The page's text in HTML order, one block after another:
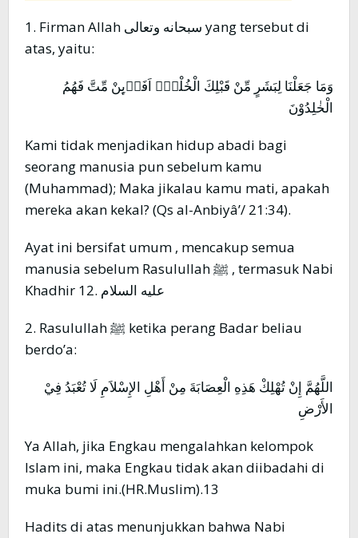
1. Firman Allah سبحانه وتعالى yang tersebut di
atas, yaitu:
وَمَا جَعَلْنَا لِبَشَرٍ مِّنْ قَبْلِكَ الْخُلْدَۗ اَفَا۟ىِٕنْ مِّتَّ فَهُمُ
الْخٰلِدُوْنَ
Kami tidak menjadikan hidup abadi bagi
seorang manusia pun sebelum kamu
(Muhammad); Maka jikalau kamu mati, apakah
mereka akan kekal? (Qs al-Anbiyâ’/ 21:34).
Ayat ini bersifat umum , mencakup semua
manusia sebelum Rasulullah ﷺ , termasuk Nabi
Khadhir عليه السلام .12
2. Rasulullah ﷺ ketika perang Badar beliau
berdo’a:
اللَّهُمَّ إِنْ تُهْلِكْ هَذِهِ الْعِصَابَةَ مِنْ أَهْلِ الإِسْلاَمِ لَا تُعْبَدُ فِيْ
الأَرْضِ
Ya Allah, jika Engkau mengalahkan kelompok
Islam ini, maka Engkau tidak akan diibadahi di
muka bumi ini.(HR.Muslim).13
Hadits di atas menunjukkan bahwa Nabi